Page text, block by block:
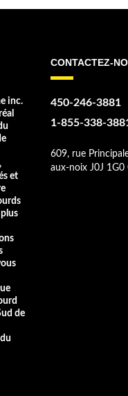
inc.
et
de
CONTACTEZ-
450-246-3881
1-855-338-
609, rue
aux-noix J0J 1G0